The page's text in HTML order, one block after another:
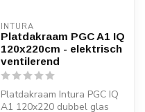
INTURA
Platdakraam PGC A1 IQ
120x220cm - elektrisch
ventilerend
Platdakraam Intura PGC IQ
A1 120x220 dubbel glas